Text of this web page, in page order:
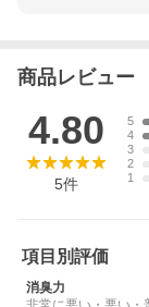
剤で
商品レビュー
4.80
5件
5
4
3
2
1
項目別評価
消臭力